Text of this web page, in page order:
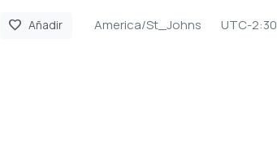
favorite Añadir America/St_Johns UTC-2:30